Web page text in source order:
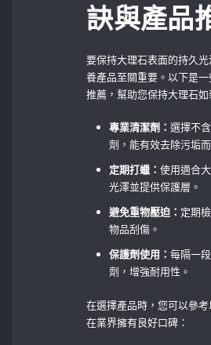
訣與產品
要保持大理石表面的持久
養產品至關重要。以下是
推薦，幫助您保持大理石如
專業清潔劑：選擇不
劑，能有效去除污垢
定期打蠟：使用適合
光澤並提供保護層。
避免重物壓迫： 定期
物品刮傷。
保護劑使用：每隔一
劑，增強耐用性。
在選擇產品時，您可以參
在業界擁有良好口碑：